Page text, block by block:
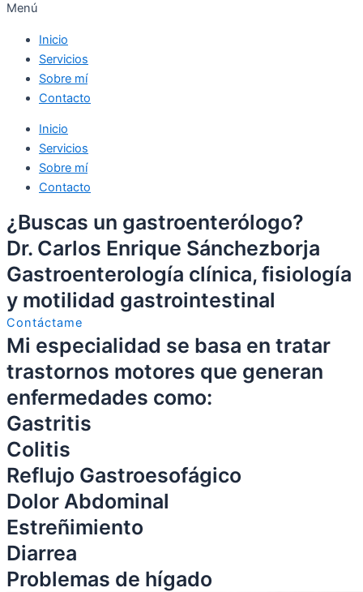
Menú
Inicio
Servicios
Sobre mí
Contacto
Inicio
Servicios
Sobre mí
Contacto
¿Buscas un gastroenterólogo?
Dr. Carlos Enrique Sánchezborja
Gastroenterología clínica, fisiología
y motilidad gastrointestinal
Contáctame
Mi especialidad se basa en tratar
trastornos motores que generan
enfermedades como:
Gastritis
Colitis
Reflujo Gastroesofágico
Dolor Abdominal
Estreñimiento
Diarrea
Problemas de hígado